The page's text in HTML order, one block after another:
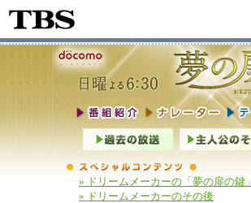
» ドリームメーカーの「夢の扉の鍵」
» ドリームメーカーのその後